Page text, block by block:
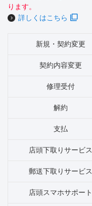
ります。
詳しくはこちら
新規・契約変更
契約内容変更
修理受付
解約
支払
店頭下取りサービス
郵送下取りサービス
店頭スマホサポート